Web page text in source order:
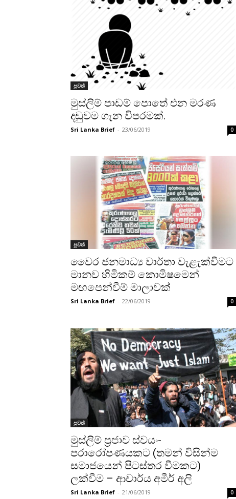
පුවත්
මුස්ලිම් පාඩම් පොතේ එන මරණ
දඩුවම ගැන විපරමක්.
Sri Lanka Brief - 23/06/2019 0
පුවත්
වෛර ජනමාධ්‍ය වාර්තා වැළැක්වීමට
මානව හිමිකම් කොමිෂමෙන්
මඟපෙන්වීම් මාලාවක්
Sri Lanka Brief - 22/06/2019 0
පුවත්
මුස්ලිම් ප්‍රජාව ස්වයං-
පරාරෝපණයකට (තමන් විසින්ම
සමාජයෙන් පිටස්තර වීමකට)
ලක්වීම – ආචාර්ය අමීර් අලි
Sri Lanka Brief - 21/06/2019 0